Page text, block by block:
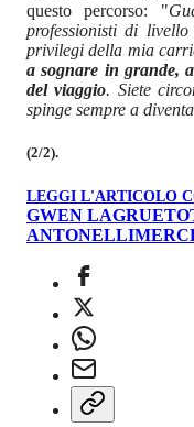
questo percorso: "
professionisti di
privilegi della mia
a sognare in grande,
del viaggio. Siete
spinge sempre a
(2/2).
LEGGI L'ARTICOLO
GWEN LAGRUE
ANTONELLI